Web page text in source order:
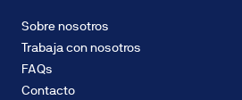
Sobre nosotros
Trabaja con nosotros
FAQs
Contacto